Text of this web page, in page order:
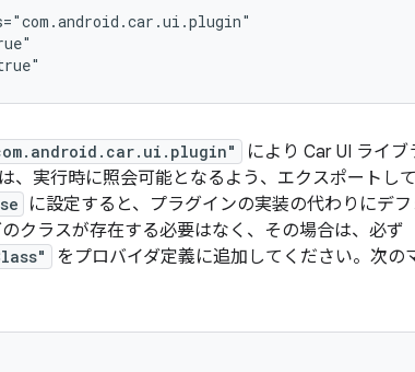
により Car UI ライ
、実行時に照会可能となるよう、エクスポートし
に設定すると、プラグインの実装の代わりにデ
クラスが存在する必要はなく、その場合は、必ず
をプロバイダ定義に追加してください。次の